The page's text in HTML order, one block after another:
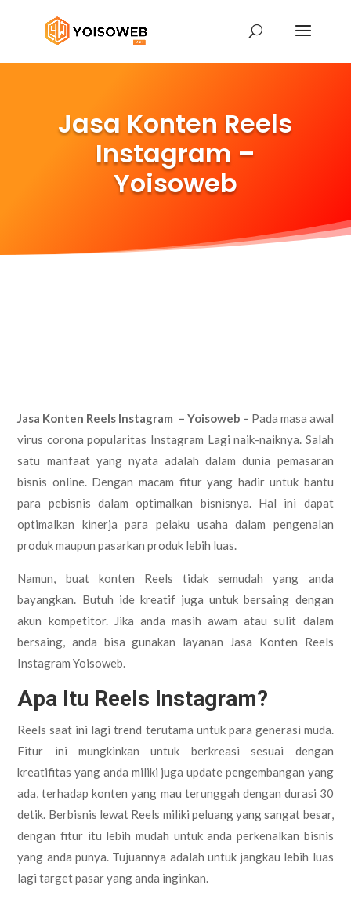
Jasa Konten Reels
Instagram –
Yoisoweb
Jasa Konten Reels Instagram – Yoisoweb – Pada masa awal
virus corona popularitas Instagram Lagi naik-naiknya. Salah
satu manfaat yang nyata adalah dalam dunia pemasaran
bisnis online. Dengan macam fitur yang hadir untuk bantu
para pebisnis dalam optimalkan bisnisnya. Hal ini dapat
optimalkan kinerja para pelaku usaha dalam pengenalan
produk maupun pasarkan produk lebih luas.
Namun, buat konten Reels tidak semudah yang anda
bayangkan. Butuh ide kreatif juga untuk bersaing dengan
akun kompetitor. Jika anda masih awam atau sulit dalam
bersaing, anda bisa gunakan layanan Jasa Konten Reels
Instagram Yoisoweb.
Apa Itu Reels Instagram?
Reels saat ini lagi trend terutama untuk para generasi muda.
Fitur ini mungkinkan untuk berkreasi sesuai dengan
kreatifitas yang anda miliki juga update pengembangan yang
ada, terhadap konten yang mau terunggah dengan durasi 30
detik. Berbisnis lewat Reels miliki peluang yang sangat besar,
dengan fitur itu lebih mudah untuk anda perkenalkan bisnis
yang anda punya. Tujuannya adalah untuk jangkau lebih luas
lagi target pasar yang anda inginkan.